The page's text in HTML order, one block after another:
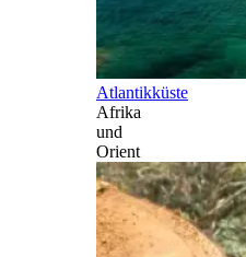
Atlantikküste
Afrika
und
Orient